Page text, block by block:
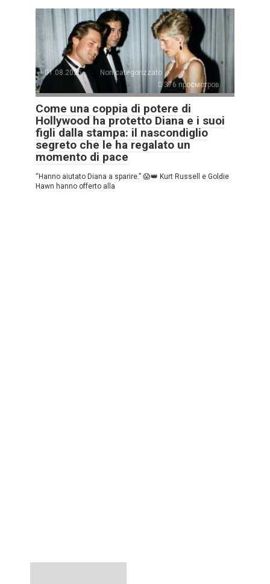
01.08.2025
Non categorizzato
376 просмотров
Come una coppia di potere di
Hollywood ha protetto Diana e i suoi
figli dalla stampa: il nascondiglio
segreto che le ha regalato un
momento di pace
“Hanno aiutato Diana a sparire.” 😱👑 Kurt Russell e Goldie
Hawn hanno offerto alla